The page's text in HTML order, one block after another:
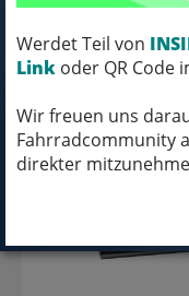
Werdet Teil von
Link oder QR Code
Wir freuen uns
Fahrradcommunity
direkter
22,49 EUR